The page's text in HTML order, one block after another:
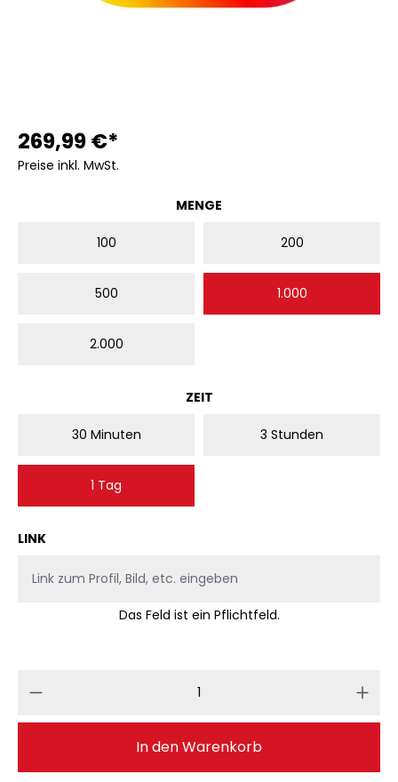
269,99 €*
Preise inkl. MwSt.
MENGE
100 200
500 1.000
2.000
ZEITAUSWÄHLEN
30 Minuten 3 Stunden
1 Tag
LINK
Das Feld ist ein Pflichtfeld.
Produkt Anzahl: Gib den
In den Warenkorb